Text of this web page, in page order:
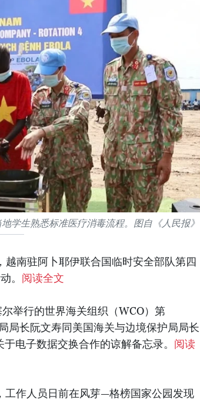
学生熟悉标准医疗消毒流程。图自《人民报》
越南驻阿卜耶伊联合国临时安全部队第四
。 阅读全文
举行的世界海关组织（WCO）第
局长阮文寿同美国海关与边境保护局局长
电子数据交换合作的谅解备忘录。 阅读
工作人员日前在风芽—格榜国家公园发现